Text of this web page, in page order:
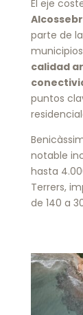
El eje
parte de
calidad
puntos
notable
hasta
Terrers,
de 140 a